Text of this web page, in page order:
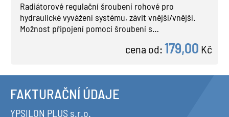
Radiátorové regulační šroubení rohové pro
hydraulické vyvážení systému, závit vnější/vnější.
Možnost připojení pomocí šroubení s…
cena od:179,00 Kč
FAKTURAČNÍ ÚDAJE
YPSILON PLUS s.r.o.